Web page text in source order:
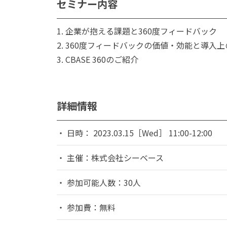
セミナー内容
1. 企業が抱える課題と360度フィードバック
2. 360度フィードバックの価値・効能と導入
3. CBASE 360のご紹介
詳細情報
日時： 2023.03.15［Wed］ 11:00-12:00
主催：株式会社シーベース
参加可能人数：30人
参加費：無料